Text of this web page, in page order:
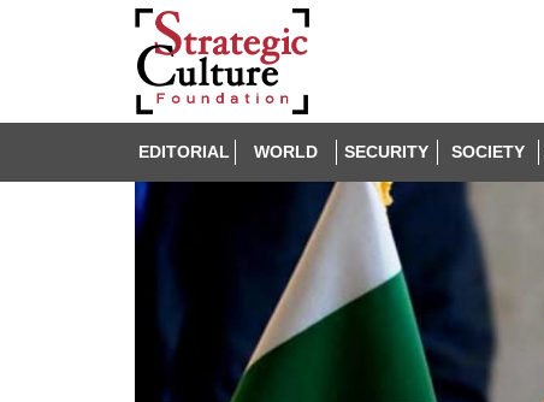
EDITORIAL WORLD SECURITY SOCIETY